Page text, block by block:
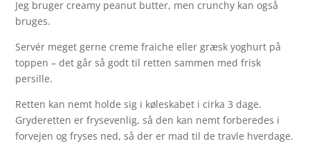
Jeg bruger creamy peanut butter, men crunchy kan også
bruges.
Servér meget gerne creme fraiche eller græsk yoghurt på
toppen – det går så godt til retten sammen med frisk
persille.
Retten kan nemt holde sig i køleskabet i cirka 3 dage.
Gryderetten er frysevenlig, så den kan nemt forberedes i
forvejen og fryses ned, så der er mad til de travle hverdage.